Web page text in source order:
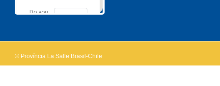
Do you
OK
© Província La Salle Brasil-Chile